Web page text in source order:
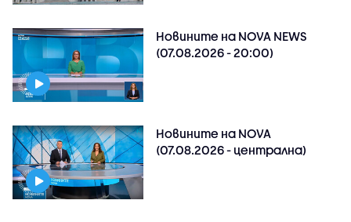
Новините на NOVA NEWS
(07.08.2026 - 20:00)
Новините на NOVA
(07.08.2026 - централна)